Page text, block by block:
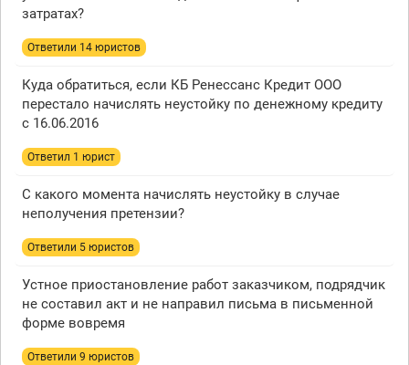
затратах?
Ответили 14 юристов
Куда обратиться, если КБ Ренессанс Кредит ООО
перестало начислять неустойку по денежному кредиту
с 16.06.2016
Ответил 1 юрист
С какого момента начислять неустойку в случае
неполучения претензии?
Ответили 5 юристов
Устное приостановление работ заказчиком, подрядчик
не составил акт и не направил письма в письменной
форме вовремя
Ответили 9 юристов